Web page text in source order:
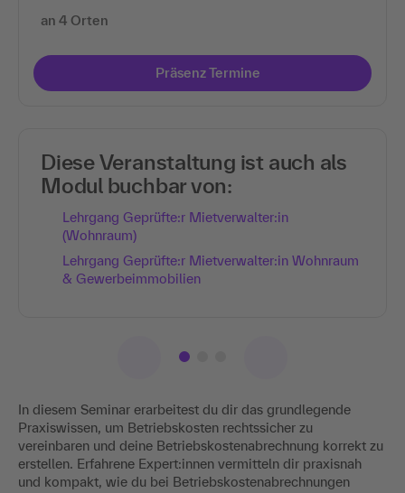
In diesem Seminar erarbeitest du dir das grundlegende
Praxiswissen, um Betriebskosten rechtssicher zu
vereinbaren und deine Betriebskostenabrechnung korrekt zu
erstellen. Erfahrene Expert:innen vermitteln dir praxisnah
und kompakt, wie du bei Betriebskostenabrechnungen
an 4 Orten
Präsenz Termine
Diese Veranstaltung ist auch als
Modul buchbar von:
Lehrgang Geprüfte:r Mietverwalter:in
(Wohnraum)
Lehrgang Geprüfte:r Mietverwalter:in Wohnraum
& Gewerbeimmobilien